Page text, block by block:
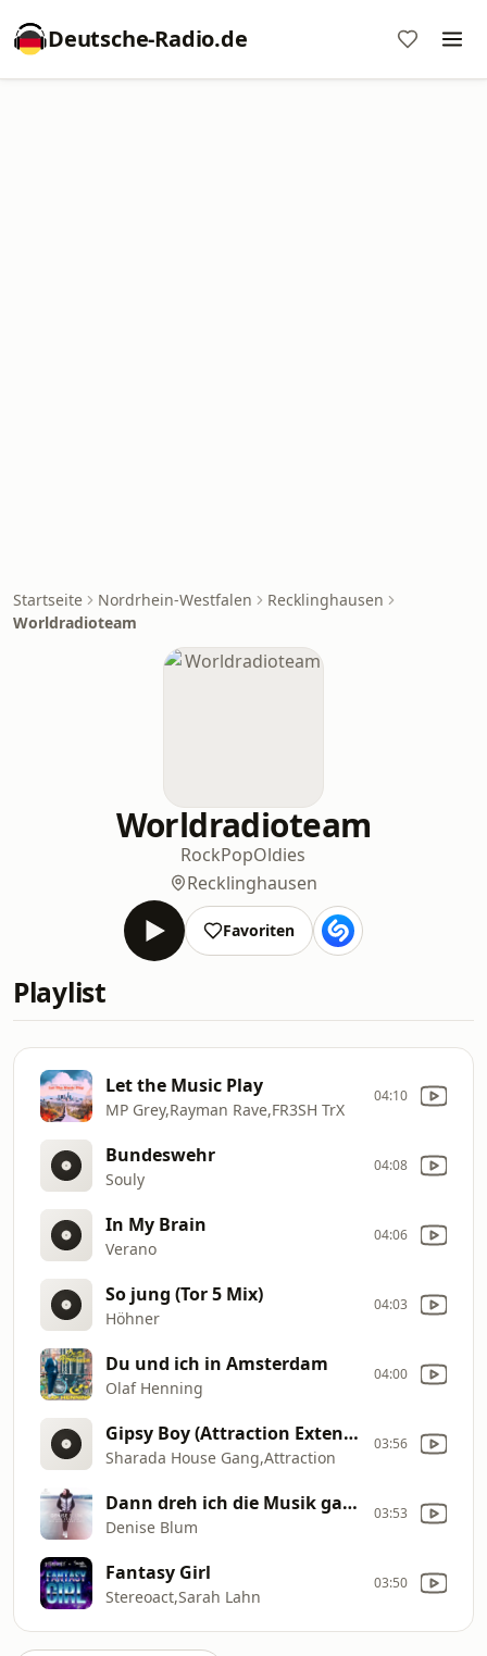
Deutsche-Radio.de
Startseite Nordrhein-Westfalen
Recklinghausen
Worldradioteam
Worldradioteam
RockPopOldies
Recklinghausen
Favoriten
Playlist
Let the Music Play
MP Grey,Rayman Rave,FR3SH TrX
04:10
Bundeswehr
Souly
04:08
In My Brain
Verano
04:06
So jung (Tor 5 Mix)
Höhner
04:03
Du und ich in Amsterdam
Olaf Henning
04:00
Gipsy Boy (Attraction Extended Mix)
Sharada House Gang,Attraction
03:56
Dann dreh ich die Musik ganz laut
Denise Blum
03:53
Fantasy Girl
Stereoact,Sarah Lahn
03:50